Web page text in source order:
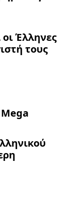
Έλληνες
τους